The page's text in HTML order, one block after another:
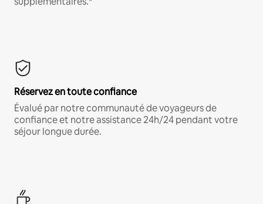
Réservez en toute confiance
Évalué par notre communauté de voyageurs de
confiance et notre assistance 24h/24 pendant votre
séjour longue durée.